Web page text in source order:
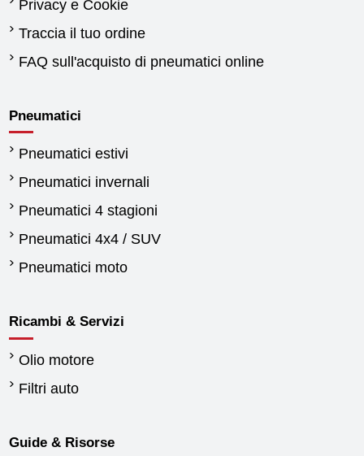
Privacy e Cookie
Traccia il tuo ordine
FAQ sull'acquisto di pneumatici online
Pneumatici
Pneumatici estivi
Pneumatici invernali
Pneumatici 4 stagioni
Pneumatici 4x4 / SUV
Pneumatici moto
Ricambi & Servizi
Olio motore
Filtri auto
Guide & Risorse